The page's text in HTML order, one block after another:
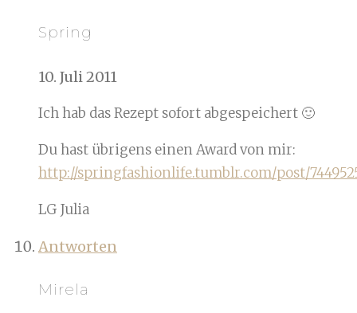
Spring
10. Juli 2011
Ich hab das Rezept sofort abgespeichert 🙂
Du hast übrigens einen Award von mir:
http://springfashionlife.tumblr.com/post/
LG Julia
Antworten
Mirela